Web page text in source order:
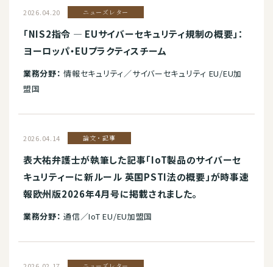
2026.04.20 ニューズレター
「NIS2指令 ― EUサイバーセキュリティ規制の概要」：
ヨーロッパ・EUプラクティスチーム
業務分野： 情報セキュリティ／サイバーセキュリティ EU/EU加
盟国
2026.04.14 論文・記事
表大祐弁護士が執筆した記事「IoT製品のサイバーセ
キュリティーに新ルール 英国PSTI法の概要」が時事速
報欧州版2026年4月号に掲載されました。
業務分野： 通信／IoT EU/EU加盟国